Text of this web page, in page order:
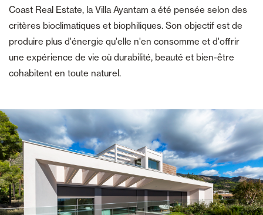
Coast Real Estate, la Villa Ayantam a été pensée selon des
critères bioclimatiques et biophiliques. Son objectif est de
produire plus d'énergie qu'elle n'en consomme et d'offrir
une expérience de vie où durabilité, beauté et bien-être
cohabitent en toute naturel.